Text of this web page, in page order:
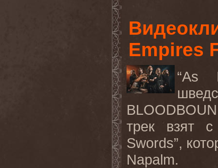
Empires
“As
трек взят
Swords”,
Napalm.